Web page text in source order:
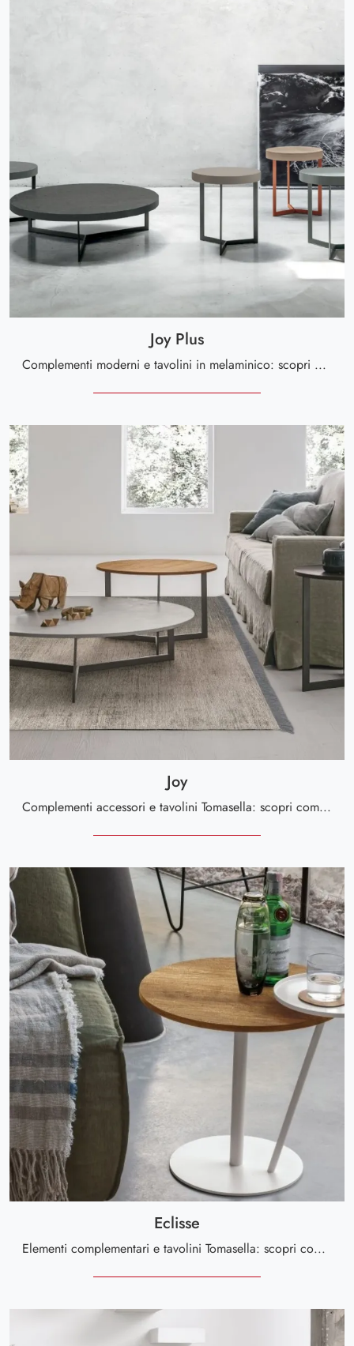
Joy Plus
Complementi moderni e tavolini in melaminico: scopri di più sul modello Joy Plus di Tomasella e potrai valorizzare i tuoi locali.
Joy
Complementi accessori e tavolini Tomasella: scopri come valorizzare i tuoi spazi moderni con il modello Joy.
Eclisse
Elementi complementari e tavolini Tomasella: scopri come impreziosire i tuoi interni moderni con il modello Eclisse.